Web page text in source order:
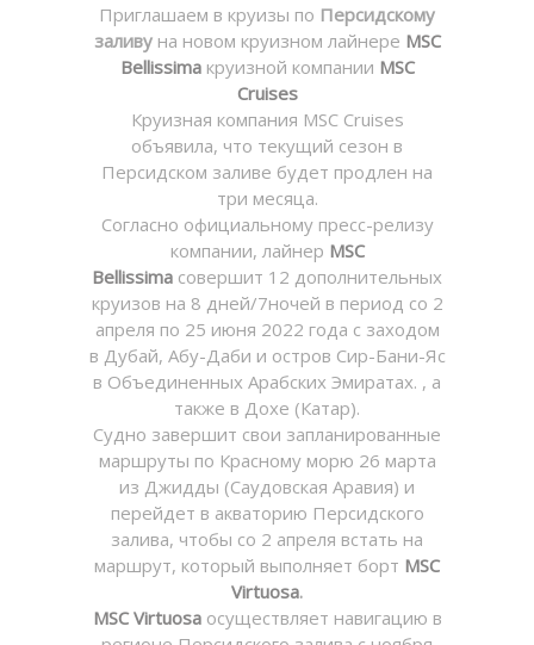
Приглашаем в круизы по Персидскому
заливуна новом круизном лайнере MSC
Bellissimaкруизной компании MSC
Cruises
Круизная компания MSC Cruises
объявила, что текущий сезон в
Персидском заливе будет продлен на
три месяца.
Согласно официальному пресс-релизу
компании, лайнер MSC
Bellissima совершит 12 дополнительных
круизов на 8 дней/7ночей в период со 2
апреля по 25 июня 2022 года с заходом
в Дубай, Абу-Даби и остров Сир-Бани-Яс
в Объединенных Арабских Эмиратах. , а
также в Дохе (Катар).
Судно завершит свои запланированные
маршруты по Красному морю 26 марта
из Джидды (Саудовская Аравия) и
перейдет в акваторию Персидского
залива, чтобы со 2 апреля встать на
маршрут, который выполняет борт MSC
Virtuosa.
MSC Virtuosaосуществляет навигацию в